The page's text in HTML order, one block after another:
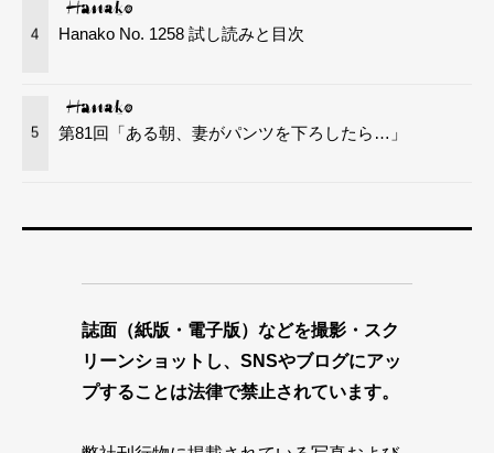
4 Hanako No. 1258 試し読みと目次
5 第81回「ある朝、妻がパンツを下ろしたら…」
誌面（紙版・電子版）などを撮影・スク
リーンショットし、SNSやブログにアッ
プすることは法律で禁止されています。